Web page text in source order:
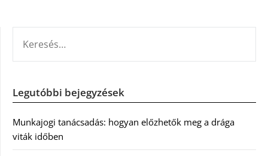
Legutóbbi bejegyzések
Munkajogi tanácsadás: hogyan előzhetők meg a drága
viták időben